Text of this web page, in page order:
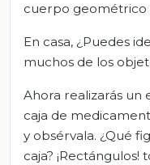
cuerpo geométrico
En casa, ¿Puedes
muchos de los
Ahora realizarás un
caja de
y obsérvala. ¿Qué
caja?